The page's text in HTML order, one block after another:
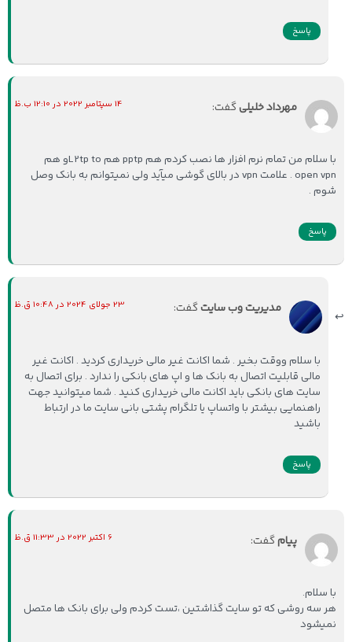
پاسخ
مهرداد خلیلیگفت: 14 سپتامبر 2022 در 12:10 ب.ظ
با سلام من تمام نرم افزار ها نصب کردم هم pptp هم L2tp toو هم
open vpn . علامت vpn در بالای گوشی میآید ولی نمیتوانم به بانک وصل
شوم .
پاسخ
مدیریت وب سایتگفت: 23 جولای 2024 در 10:48 ق.ظ
با سلام ووقت بخیر . شما اکانت غیر مالی خریداری کردید . اکانت غیر
مالی قابلیت اتصال به بانک ها و اپ های بانکی را ندارد . برای اتصال به
سایت های بانکی باید اکانت مالی خریداری کنید . شما میتوانید جهت
راهنمایی بیشتر با واتساپ یا تلگرام پشتی بانی سایت ما در ارتباط
باشید
پاسخ
پیامگفت: 6 اکتبر 2022 در 11:33 ق.ظ
با سلام.
هر سه روشی که تو سایت گذاشتین ،تست کردم ولی برای بانک ها متصل
نمیشود